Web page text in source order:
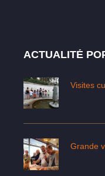
ACTUALITÉ
Visites
Grande